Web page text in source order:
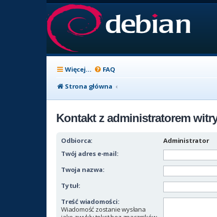
Więcej…
FAQ
Strona główna
Kontakt z administratorem
Odbiorca:
Administrator
Twój adres e-mail:
Twoja nazwa:
Tytuł:
Treść wiadomości:
Wiadomość zostanie wysłana